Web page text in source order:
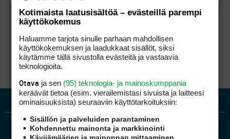
Kotimaista laatusisältöä – evästeillä parempi
käyttökokemus
Haluamme tarjota sinulle parhaan mahdollisen
käyttökokemuksen ja laadukkaat sisällöt, siksi
käytämme tällä sivustolla evästeitä ja vastaavia
teknologioita.
Otava ja sen (95) teknologia- ja mainoskumppania
keräävät tietoa (esim. vierailemis­tasi sivuista ja laitteesi
ominaisuuk­sista) seuraaviin käyttötarkoituksiin:
Sisällön ja palveluiden parantaminen
Kohdennettu mainonta ja markkinointi
Kävijämäärien ja mainonnan mittaaminen